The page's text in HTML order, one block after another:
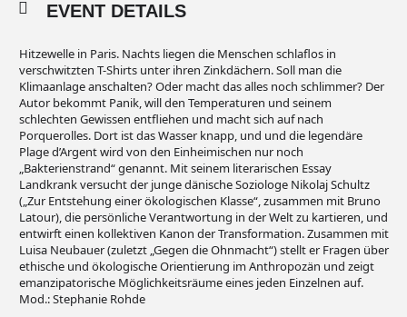
EVENT DETAILS
Hitzewelle in Paris. Nachts liegen die Menschen schlaflos in
verschwitzten T-Shirts unter ihren Zinkdächern. Soll man die
Klimaanlage anschalten? Oder macht das alles noch schlimmer? Der
Autor bekommt Panik, will den Temperaturen und seinem
schlechten Gewissen entfliehen und macht sich auf nach
Porquerolles. Dort ist das Wasser knapp, und und die legendäre
Plage d’Argent wird von den Einheimischen nur noch
„Bakterienstrand“ genannt. Mit seinem literarischen Essay
Landkrank versucht der junge dänische Soziologe Nikolaj Schultz
(„Zur Entstehung einer ökologischen Klasse“, zusammen mit Bruno
Latour), die persönliche Verantwortung in der Welt zu kartieren, und
entwirft einen kollektiven Kanon der Transformation. Zusammen mit
Luisa Neubauer (zuletzt „Gegen die Ohnmacht“) stellt er Fragen über
ethische und ökologische Orientierung im Anthropozän und zeigt
emanzipatorische Möglichkeitsräume eines jeden Einzelnen auf.
Mod.: Stephanie Rohde